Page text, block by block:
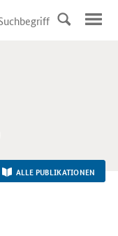
ALLE PUBLIKATIONEN